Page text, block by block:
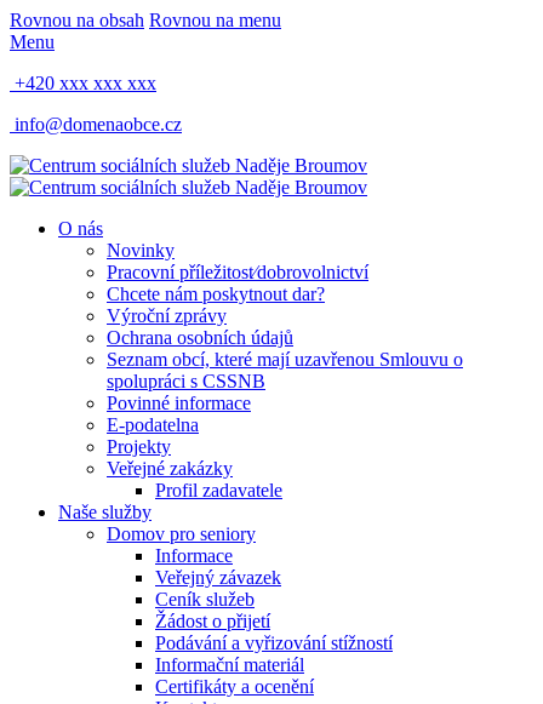
Rovnou na obsah Rovnou na menu
Menu
+420 xxx xxx xxx
info@domenaobce.cz
O nás
Novinky
Pracovní příležitost⁄dobrovolnictví
Chcete nám poskytnout dar?
Výroční zprávy
Ochrana osobních údajů
Seznam obcí, které mají uzavřenou Smlouvu o
spolupráci s CSSNB
Povinné informace
E-podatelna
Projekty
Veřejné zakázky
Profil zadavatele
Naše služby
Domov pro seniory
Informace
Veřejný závazek
Ceník služeb
Žádost o přijetí
Podávání a vyřizování stížností
Informační materiál
Certifikáty a ocenění